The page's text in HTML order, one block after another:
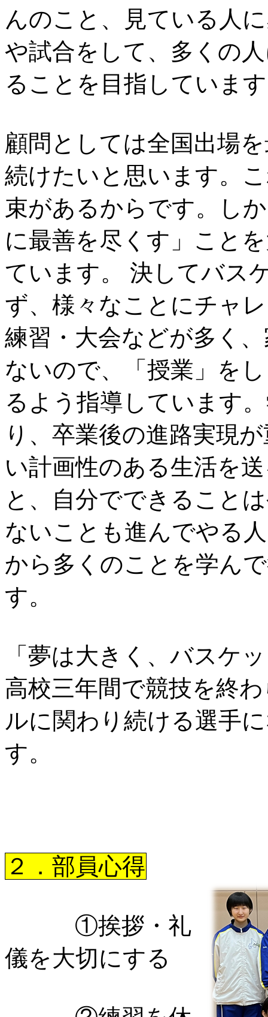
んのこと、見ている人
や試合をして、多くの
ることを目指していま
顧問としては全国出場
続けたいと思います。
束があるからです。し
に最善を尽くす」こと
ています。 決してバス
ず、様々なことにチャ
練習・大会などが多く
ないので、「授業」を
るよう指導しています
り、卒業後の進路実現
い計画性のある生活を
と、自分でできること
ないことも進んでやる
から多くのことを学ん
す。
「夢は大きく、バスケ
高校三年間で競技を終
ルに関わり続ける選手
す。
２．部員心得
①挨拶・礼
儀を大切にする